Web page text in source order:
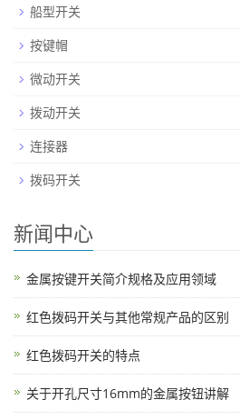
船型开关
按键帽
微动开关
拨动开关
连接器
拨码开关
新闻中心
金属按键开关简介规格及应用领域
红色拨码开关与其他常规产品的区别
红色拨码开关的特点
关于开孔尺寸16mm的金属按钮讲解